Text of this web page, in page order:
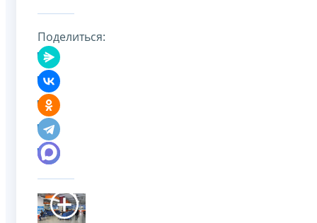
Поделиться: